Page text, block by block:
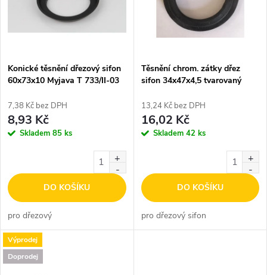
p
r
o
d
u
k
t
i
s
p
r
d
u
k
Konické těsnění dřezový sifon
60x73x10 Myjava T 733/II-03
7,38 Kč bez DPH
8,93 Kč
Skladem 85 ks
DO KOŠÍKU
pro dřezový
Těsnění chrom. zátky dřez
sifon 34x47x4,5 tvarovaný
13,24 Kč bez DPH
16,02 Kč
Skladem 42 ks
DO KOŠÍKU
pro dřezový sifon
Výprodej
Doprodej